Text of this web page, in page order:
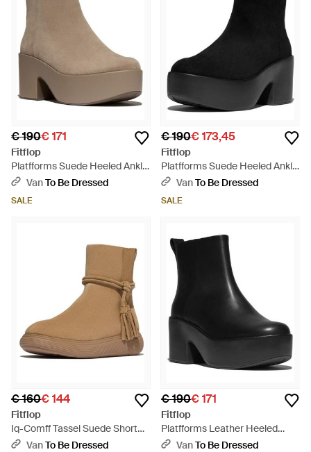
€ 190€ 171
Fitflop
Platfforms Suede Heeled Ankle
Boots - Bruin
VanTo Be Dressed
SALE
€ 190€ 173,45
Fitflop
Platfforms Suede Heeled Ankle
Boots - Zwart
VanTo Be Dressed
SALE
€ 160€ 144
Fitflop
Iq-Comff Tassel Suede Short
Boots - Bruin
VanTo Be Dressed
€ 190€ 171
Fitflop
Platfforms Leather Heeled
Ankle Boots - Zwart
VanTo Be Dressed